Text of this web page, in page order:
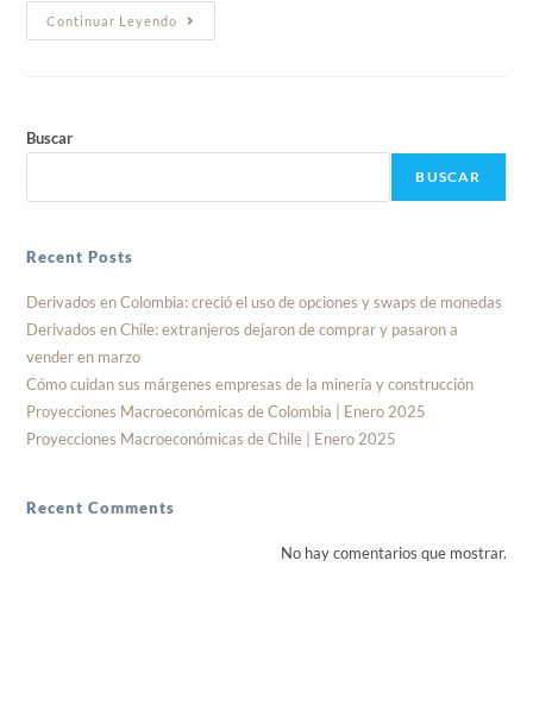
Continuar Leyendo
Buscar
BUSCAR
Recent Posts
Derivados en Colombia: creció el uso de opciones y swaps de monedas
Derivados en Chile: extranjeros dejaron de comprar y pasaron a
vender en marzo
Cómo cuidan sus márgenes empresas de la minería y construcción
Proyecciones Macroeconómicas de Colombia | Enero 2025
Proyecciones Macroeconómicas de Chile | Enero 2025
Recent Comments
No hay comentarios que mostrar.